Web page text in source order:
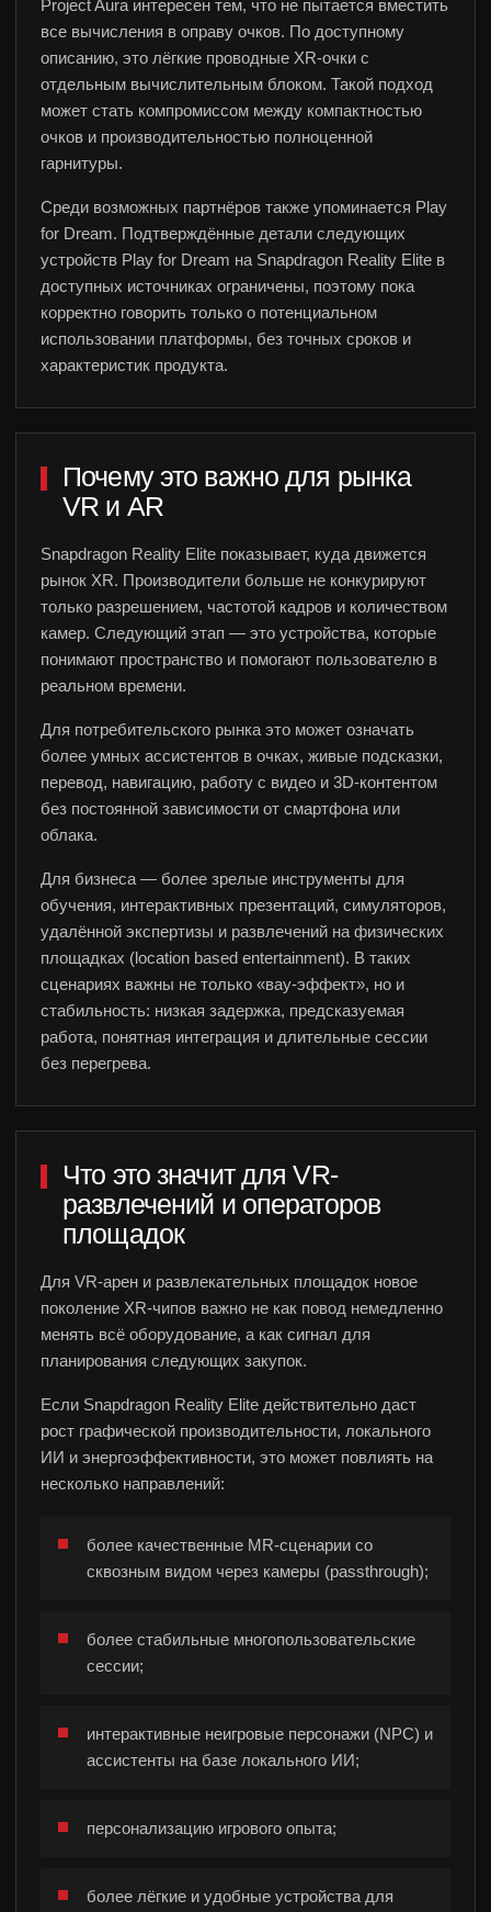
Project Aura интересен тем, что не пытается вместить
все вычисления в оправу очков. По доступному
описанию, это лёгкие проводные XR-очки с
отдельным вычислительным блоком. Такой подход
может стать компромиссом между компактностью
очков и производительностью полноценной
гарнитуры.
Среди возможных партнёров также упоминается Play
for Dream. Подтверждённые детали следующих
устройств Play for Dream на Snapdragon Reality Elite в
доступных источниках ограничены, поэтому пока
корректно говорить только о потенциальном
использовании платформы, без точных сроков и
характеристик продукта.
Почему это важно для рынка
VR и AR
Snapdragon Reality Elite показывает, куда движется
рынок XR. Производители больше не конкурируют
только разрешением, частотой кадров и количеством
камер. Следующий этап — это устройства, которые
понимают пространство и помогают пользователю в
реальном времени.
Для потребительского рынка это может означать
более умных ассистентов в очках, живые подсказки,
перевод, навигацию, работу с видео и 3D-контентом
без постоянной зависимости от смартфона или
облака.
Для бизнеса — более зрелые инструменты для
обучения, интерактивных презентаций, симуляторов,
удалённой экспертизы и развлечений на физических
площадках (location based entertainment). В таких
сценариях важны не только «вау-эффект», но и
стабильность: низкая задержка, предсказуемая
работа, понятная интеграция и длительные сессии
без перегрева.
Что это значит для VR-
развлечений и операторов
площадок
Для VR-арен и развлекательных площадок новое
поколение XR-чипов важно не как повод немедленно
менять всё оборудование, а как сигнал для
планирования следующих закупок.
Если Snapdragon Reality Elite действительно даст
рост графической производительности, локального
ИИ и энергоэффективности, это может повлиять на
несколько направлений:
более качественные MR-сценарии со
сквозным видом через камеры (passthrough);
более стабильные многопользовательские
сессии;
интерактивные неигровые персонажи (NPC) и
ассистенты на базе локального ИИ;
персонализацию игрового опыта;
более лёгкие и удобные устройства для
© 2017-2026 ООО «ANVIO» | ВСЕ ПРАВА ЗАЩИЩЕНЫ |
ANVIO.COM
Политика в отношении файлов cookie
Общие правила предоставления услуг